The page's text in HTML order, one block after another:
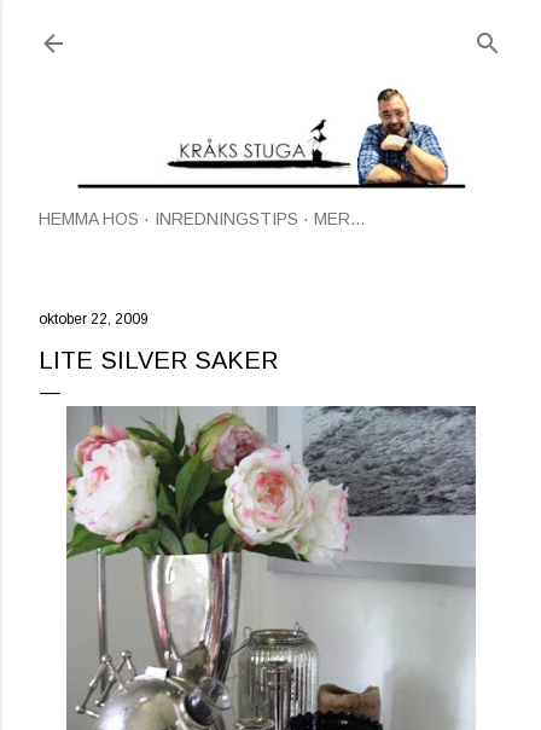
HEMMA HOS INREDNINGSTIPS MER…
oktober 22, 2009
LITE SILVER SAKER